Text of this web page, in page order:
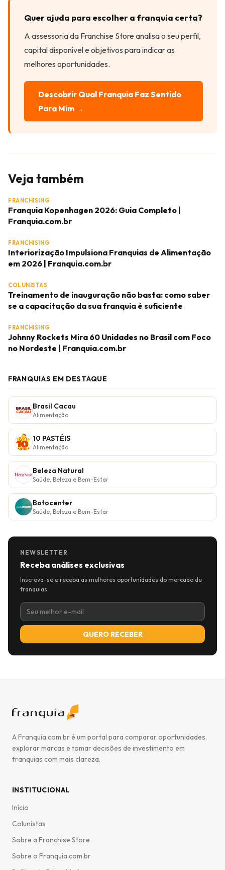
Quer ajuda para escolher a franquia certa?
A assessoria da Franchise Store analisa o seu perfil,
capital disponível e objetivos para indicar as
melhores oportunidades.
Descobrir Qual Franquia Faz Sentido
Para Mim →
Veja também
FRANCHISING
Franquia Kopenhagen 2026: Guia Completo |
Franquia.com.br
FRANCHISING
Interiorização Impulsiona Franquias de Alimentação
em 2026 | Franquia.com.br
COLUNISTAS
Treinamento de inauguração não basta: como saber
se a capacitação da sua franquia é suficiente
FRANCHISING
Johnny Rockets Mira 60 Unidades no Brasil com Foco
no Nordeste | Franquia.com.br
FRANQUIAS EM DESTAQUE
Brasil Cacau
Alimentação
10 PASTÉIS
Alimentação
Beleza Natural
Saúde, Beleza e Bem-Estar
Botocenter
Saúde, Beleza e Bem-Estar
NEWSLETTER
Receba análises exclusivas
Inscreva-se e receba as melhores oportunidades do mercado de
franquias.
QUERO RECEBER
A Franquia.com.br é um portal para comparar oportunidades,
explorar marcas e tomar decisões de investimento em
franquias com mais clareza.
INSTITUCIONAL
Início
Colunistas
Sobre a Franchise Store
Sobre o Franquia.com.br